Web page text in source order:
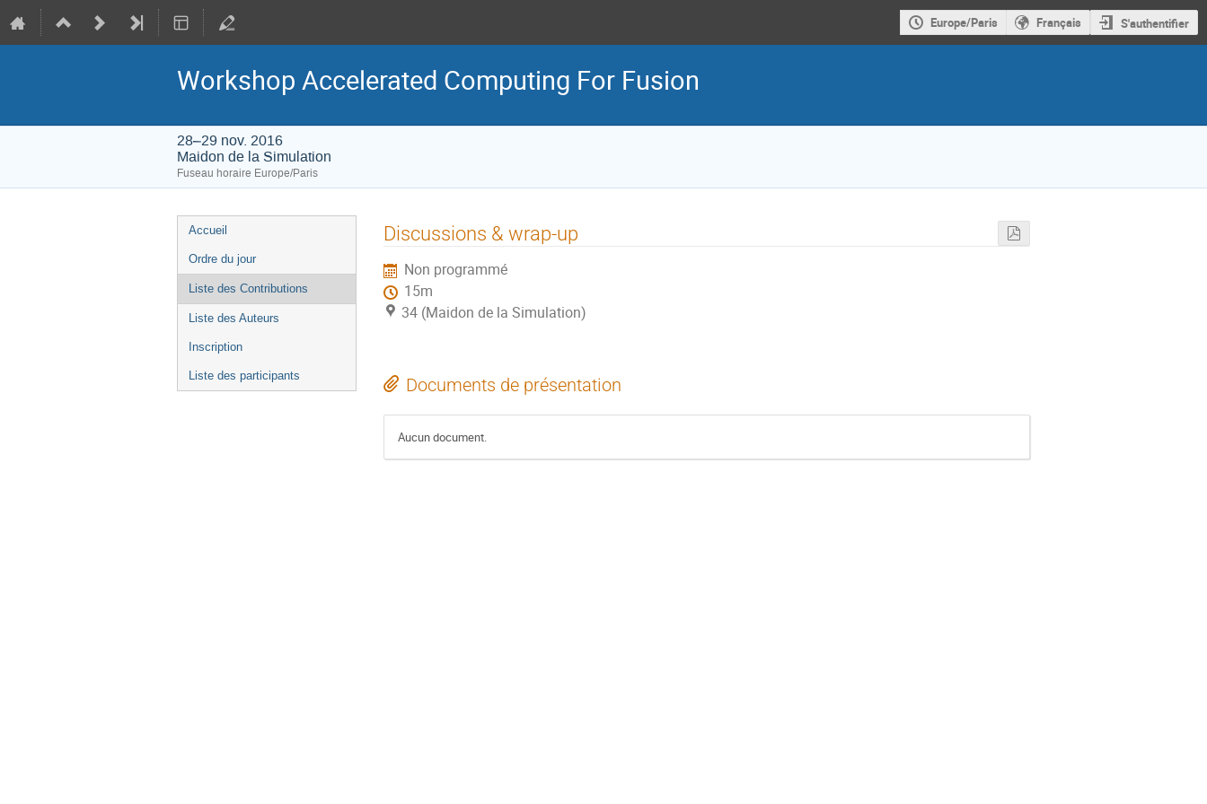
Europe/Paris Français S'authentifier
Workshop Accelerated Computing For Fusion
28–29 nov. 2016
Maidon de la Simulation
Fuseau horaire Europe/Paris
Menu
de
l'événement
Accueil
Ordre du jour
Liste des Contributions
Liste des Auteurs
Inscription
Liste des participants
Discussions & wrap-up
Non programmé
15m
34 (Maidon de la Simulation)
Documents de présentation
Aucun document.